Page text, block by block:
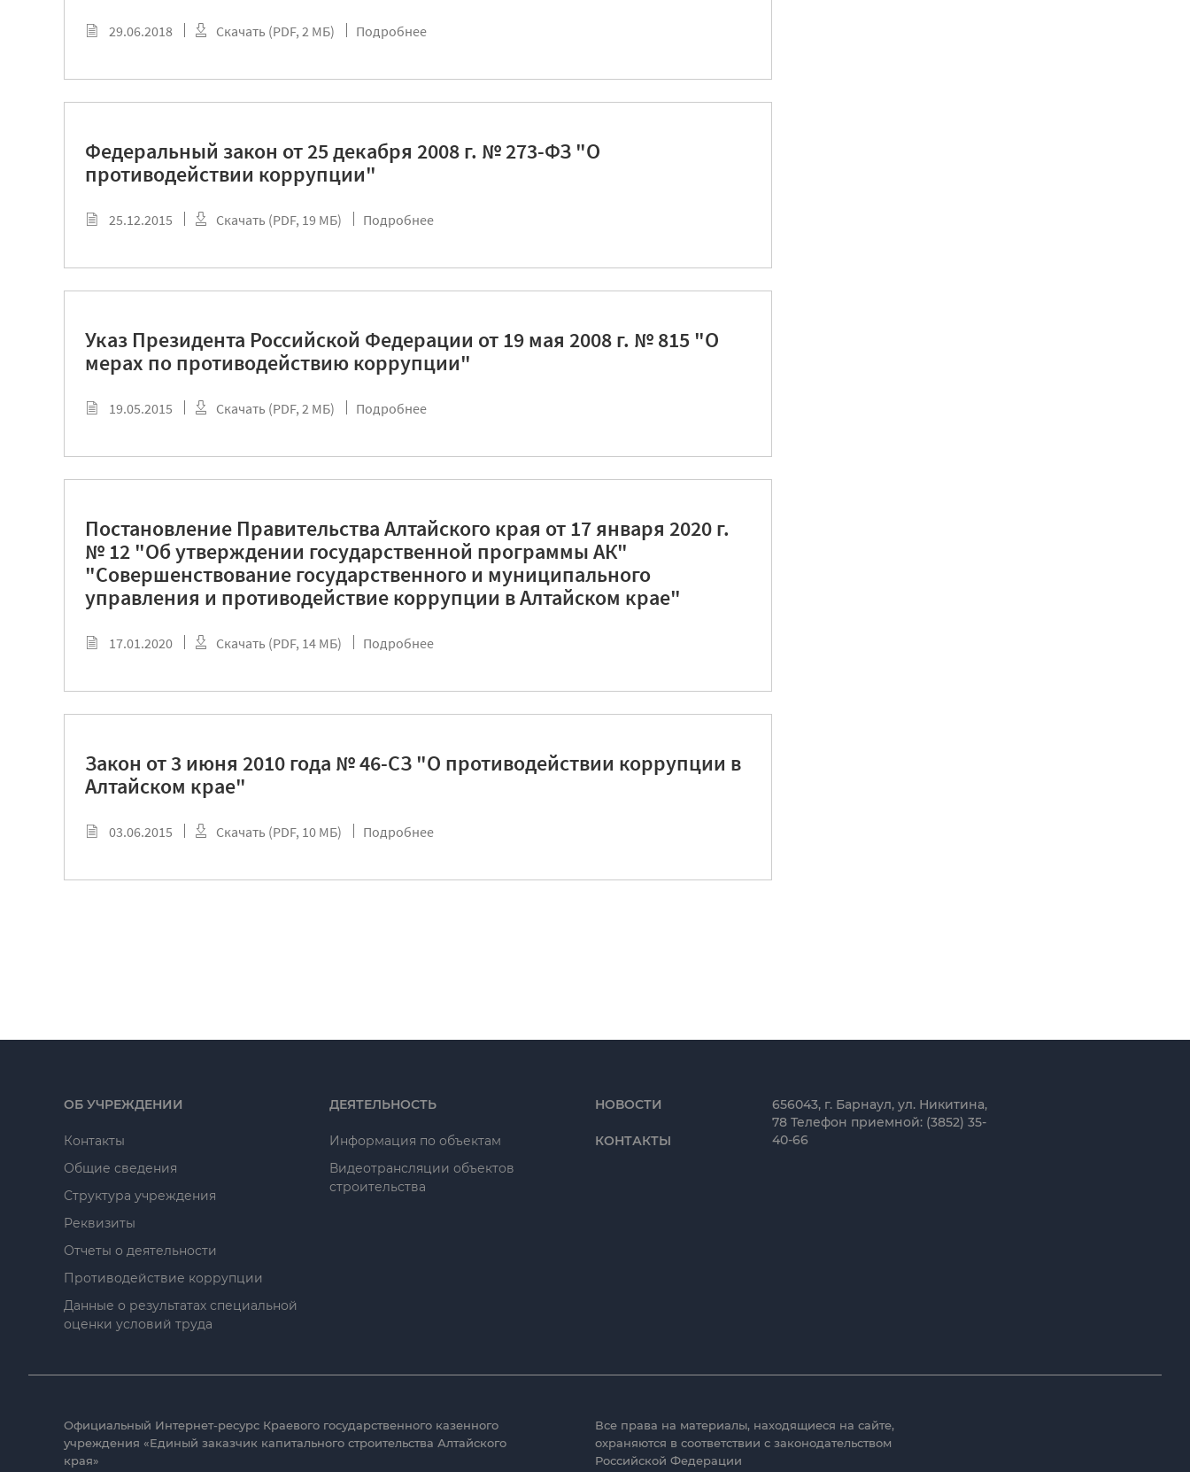
29.06.2018 Скачать (PDF, 2 МБ) Подробнее
Федеральный закон от 25 декабря 2008 г. № 273-ФЗ "О
противодействии коррупции"
25.12.2015 Скачать (PDF, 19 МБ) Подробнее
Указ Президента Российской Федерации от 19 мая 2008 г. № 815 "О
мерах по противодействию коррупции"
19.05.2015 Скачать (PDF, 2 МБ) Подробнее
Постановление Правительства Алтайского края от 17 января 2020 г.
№ 12 "Об утверждении государственной программы АК"
"Совершенствование государственного и муниципального
управления и противодействие коррупции в Алтайском крае"
17.01.2020 Скачать (PDF, 14 МБ) Подробнее
Закон от 3 июня 2010 года № 46-СЗ "О противодействии коррупции в
Алтайском крае"
03.06.2015 Скачать (PDF, 10 МБ) Подробнее
ОБ УЧРЕЖДЕНИИ
Контакты
Общие сведения
Структура учреждения
Реквизиты
Отчеты о деятельности
Противодействие коррупции
Данные о результатах специальной
оценки условий труда
ДЕЯТЕЛЬНОСТЬ
Информация по объектам
Видеотрансляции объектов
строительства
НОВОСТИ
КОНТАКТЫ
656043, г. Барнаул, ул. Никитина,
78 Телефон приемной: (3852) 35-
40-66
Официальный Интернет-ресурс Краевого государственного казенного
учреждения «Единый заказчик капитального строительства Алтайского
края»
Все права на материалы, находящиеся на сайте,
охраняются в соответствии с законодательством
Российской Федерации